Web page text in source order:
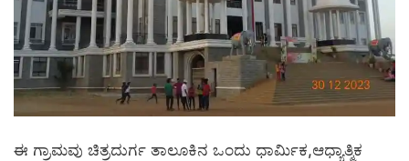
ಈ ಗ್ರಾಮವು ಚಿತ್ರದುರ್ಗ ತಾಲೂಕಿನ ಒಂದು ಧಾರ್ಮಿಕ,ಆಧ್ಯಾತ್ಮಿಕ